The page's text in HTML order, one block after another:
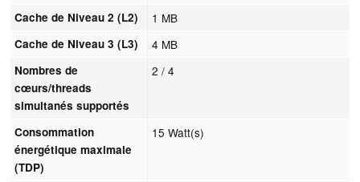
Cache de Niveau 2 (L2) 1 MB
Cache de Niveau 3 (L3) 4 MB
Nombres de
cœurs/threads
simultanés supportés
2 / 4
Consommation
énergétique maximale
(TDP)
15 Watt(s)